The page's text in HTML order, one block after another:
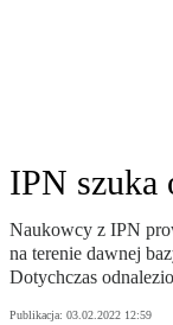
IPN szuka
Naukowcy z IPN
na terenie dawnej
Dotychczas
Publikacja: 03.02.2022 12:59